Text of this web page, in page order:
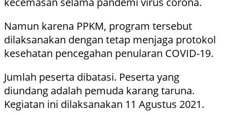
Namun karena PPKM, program tersebut
dilaksanakan dengan tetap menjaga protokol
kesehatan pencegahan penularan COVID-19.
Jumlah peserta dibatasi. Peserta yang
diundang adalah pemuda karang taruna.
Kegiatan ini dilaksanakan 11 Agustus 2021.